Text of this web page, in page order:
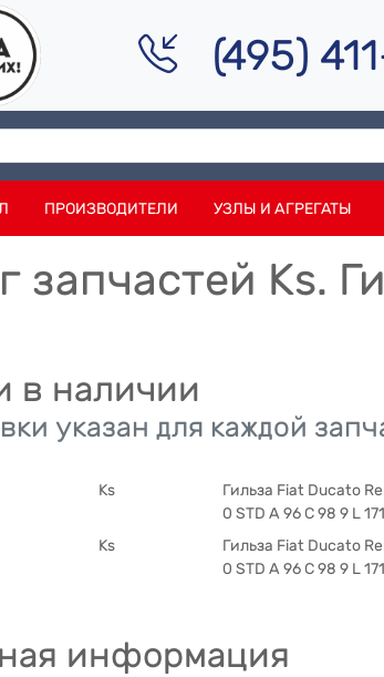
(495)
ПРОИЗВОДИТЕЛИ УЗЛЫ И АГРЕГАТЫ
запчастей Ks.
в наличии
указан для каждой
Ks
Гильза Fiat Ducato
0 STD A 96 C 98 9 L
Ks
Гильза Fiat Ducato
0 STD A 96 C 98 9 L
информация